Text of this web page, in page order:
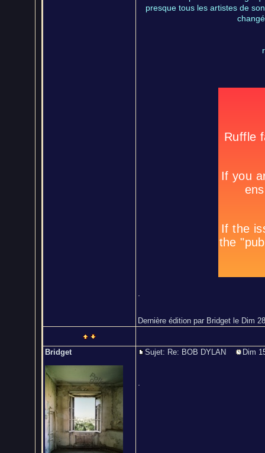
presque tous les artistes de
Dernière édition par Bridget le Dim
Bridget Sujet: Re: BOB DYLAN Dim